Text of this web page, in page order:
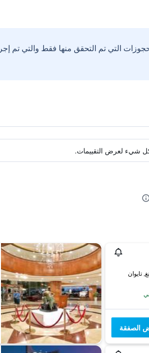
التي تم التحقق منها فقط والتي تم
كل شيء لعرض التقييمات.
الصفقة